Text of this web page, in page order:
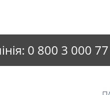
0 800 3 000 77